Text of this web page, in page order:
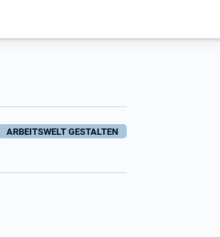
ARBEITSWELT GESTALTEN